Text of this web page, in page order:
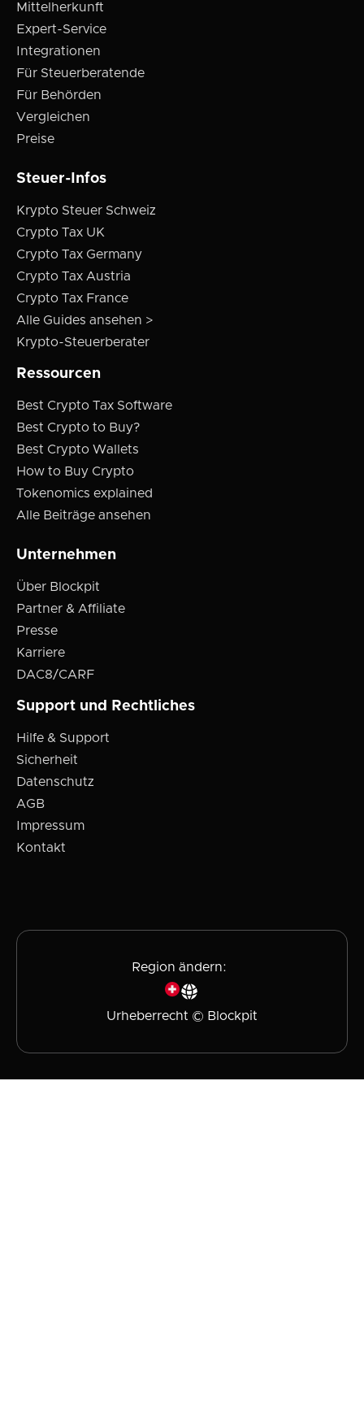
Mittelherkunft
Expert-Service
Integrationen
Für Steuerberatende
Für Behörden
Vergleichen
Preise
Steuer-Infos
Krypto Steuer Schweiz
Crypto Tax UK
Crypto Tax Germany
Crypto Tax Austria
Crypto Tax France
Alle Guides ansehen >
Krypto-Steuerberater
Ressourcen
Best Crypto Tax Software
Best Crypto to Buy?
Best Crypto Wallets
How to Buy Crypto
Tokenomics explained
Alle Beiträge ansehen
Unternehmen
Über Blockpit
Partner & Affiliate
Presse
Karriere
DAC8/CARF
Support und Rechtliches
Hilfe & Support
Sicherheit
Datenschutz
AGB
Impressum
Kontakt
Region ändern:
Urheberrecht © Blockpit